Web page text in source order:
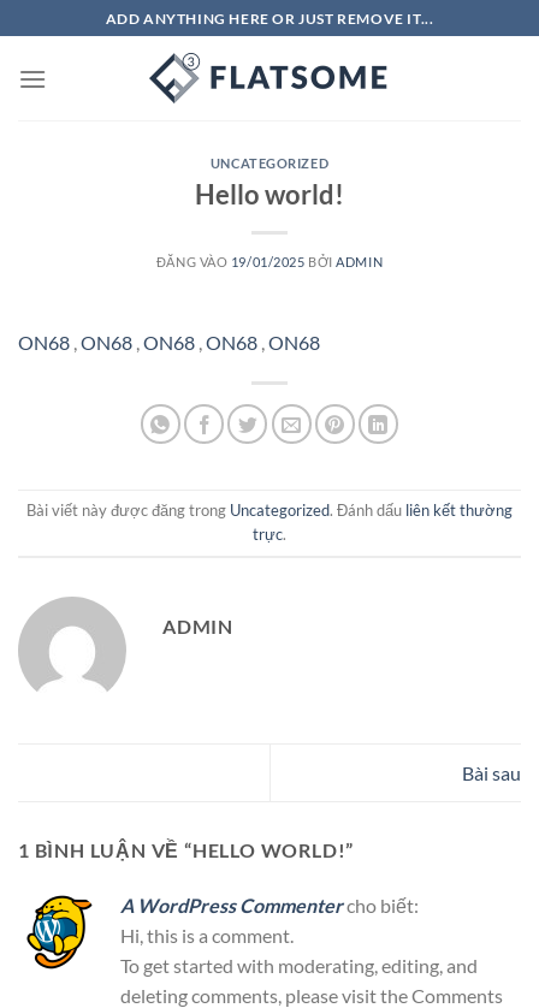
qua
nội
ADD ANYTHING HERE OR JUST REMOVE IT...
UNCATEGORIZED
Hello world!
ĐĂNG VÀO 19/01/2025 BỞI ADMIN
ON68 ON68 ON68 ON68 ON68
Bài viết này được đăng trong Uncategorized. Đánh dấu liên kết thường
trực.
ADMIN
Bài sau
1 BÌNH LUẬN VỀ “HELLO WORLD!”
A WordPress Commentercho biết:
Hi, this is a comment.
To get started with moderating, editing, and
deleting comments, please visit the Comments